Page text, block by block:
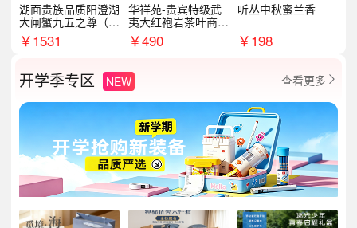
湖面贵族品质阳澄湖
大闸蟹九五之尊（卡
券）5188型
￥1531
华祥苑-贵宾特级武
夷大红袍岩茶叶商务
礼盒中秋节送长辈1
00g
￥490
听丛中秋蜜兰香
￥198
开学季专区 NEW 查看更多 